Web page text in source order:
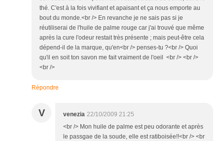
thé. C'est à la fois vivifiant et apaisant et ça nous emporte au
bout du monde.<br /> En revanche je ne sais pas si je
réutiliserai de l'huile de palme rouge car j'ai trouvé que même
après la cure l'odeur restait très présente ; mais peut-être cela
dépend-il de la marque, qu'en<br /> penses-tu ?<br /> Quoi
qu'il en soit ton savon me fait vraiment de l'oeil <br /> <br />
<br />
Répondre
V venezia 22/10/2009 21:25
<br /> Mon huile de palme est peu odorante et après
le passgae de la soude, elle est ratiboisée!!<br /> <br